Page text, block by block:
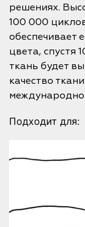
решениях.
100 000
обеспечивает
цвета, спустя
ткань будет
качество
Подходит для: